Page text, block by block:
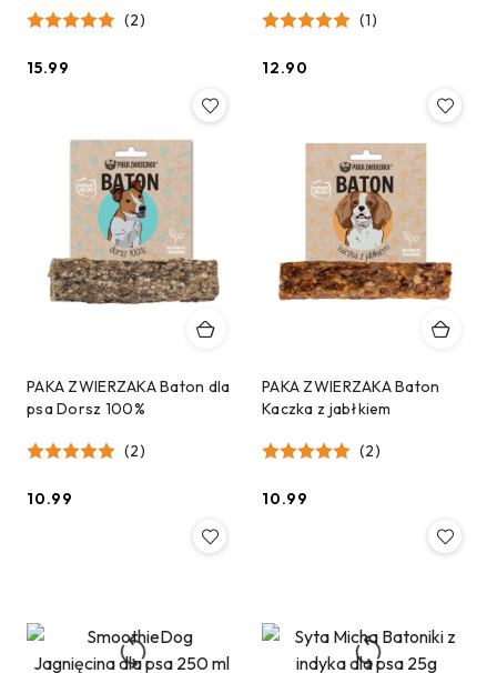
(2)
Cena:
15.99
(1)
Cena:
12.90
PAKA ZWIERZAKA Baton dla
psa Dorsz 100%
(2)
Cena:
10.99
PAKA ZWIERZAKA Baton
Kaczka z jabłkiem
(2)
Cena:
10.99